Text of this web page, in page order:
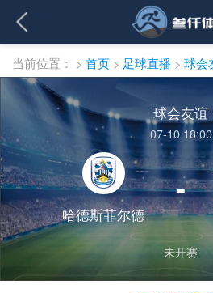
当前位置： > 首页 > 足球直播 >
球会友谊
07-10 18:00
哈德斯菲尔德
-
未开赛